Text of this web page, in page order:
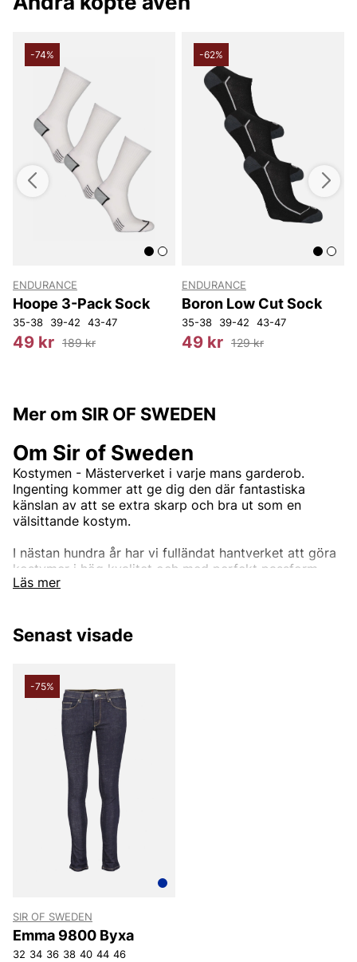
-74%
ENDURANCE
Hoope 3-Pack Sock
35-38 39-42 43-47
49 kr 189 kr
-62%
ENDURANCE
Boron Low Cut Sock
35-38 39-42 43-47
49 kr 129 kr
Mer om SIR OF SWEDEN
Läs mer
Om Sir of Sweden
Kostymen - Mästerverket i varje mans garderob.
Ingenting kommer att ge dig den där fantastiska
känslan av att se extra skarp och bra ut som en
välsittande kostym.
I nästan hundra år har vi fulländat hantverket att göra
kostymer i hög kvalitet och med perfekt passform.
Genom att arbeta med tyger från några av världens
kostymer inte att göra dig besviken. Vi har kostymer
bröllopsdag. Eller om du bara vill vara den bäst klädda
mannen på jobbet, på fester eller något annat tillfälle.
Upptäck vårt breda utbud av kostymer.
Andra populära varumärken:
Björn Borg
Oscar Jacobson
Senast visade
-75%
SIR OF SWEDEN
Emma 9800 Byxa
32 34 36 38 40 44 46